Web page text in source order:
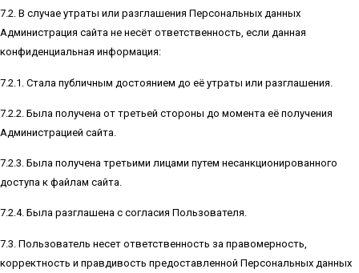
7.2. В случае утраты или разглашения Персональных данных
Администрация сайта не несёт ответственность, если данная
конфиденциальная информация:
7.2.1. Стала публичным достоянием до её утраты или разглашения.
7.2.2. Была получена от третьей стороны до момента её получения
Администрацией сайта.
7.2.3. Была получена третьими лицами путем несанкционированного
доступа к файлам сайта.
7.2.4. Была разглашена с согласия Пользователя.
7.3. Пользователь несет ответственность за правомерность,
корректность и правдивость предоставленной Персональных данных